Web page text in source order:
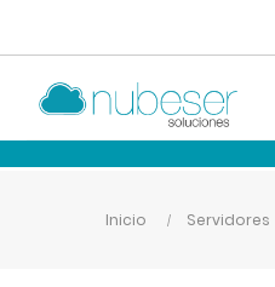
Inicio Servidores